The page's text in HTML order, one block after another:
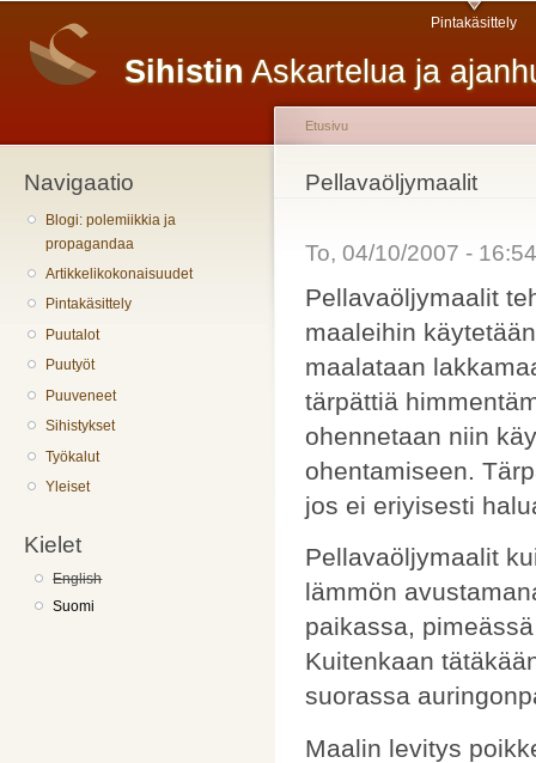
Sihistin Askartelua ja
Pintakäsittely
Navigaatio
Blogi: polemiikkia ja
propagandaa
Artikkelikokonaisuudet
Pintakäsittely
Puutalot
Puutyöt
Puuveneet
Sihistykset
Työkalut
Yleiset
Kielet
English
Suomi
Olet täällä
Etusivu
Pellavaöljymaalit
To, 04/10/2007 -
Pellavaöljymaalit
maaleihin
maalataan
tärpättiä
ohennetaan niin
ohentamiseen.
jos ei eriyisesti
Pellavaöljymaalit
lämmön
paikassa,
Kuitenkaan
suorassa
Maalin levitys